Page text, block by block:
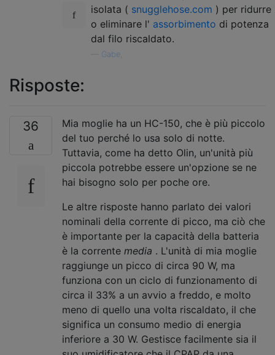
isolata ( snugglehose.com ) per ridurre
o eliminare l' assorbimento di potenza
dal filo riscaldato.
Gabe,
Risposte:
36
Mia moglie ha un HC-150, che è più piccolo
del tuo perché lo usa solo di notte.
Tuttavia, come ha detto Olin, un'unità più
piccola potrebbe essere un'opzione se ne
hai bisogno solo per poche ore.
Le altre risposte hanno parlato dei valori
nominali della corrente di picco, ma ciò che
è importante per la capacità della batteria
è la corrente media . L'unità di mia moglie
raggiunge un picco di circa 90 W, ma
funziona con un ciclo di funzionamento di
circa il 33% a un avvio a freddo, e molto
meno di quello una volta riscaldato, il che
significa un consumo medio di energia
inferiore a 30 W. Gestisce facilmente sia il